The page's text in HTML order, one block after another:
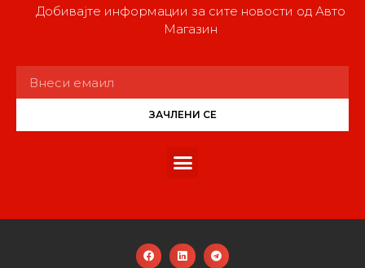
Добивајте информации за сите новости од Авто
Магазин
ЗАЧЛЕНИ СЕ